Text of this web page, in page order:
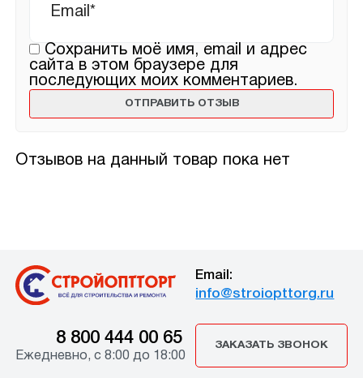
Отзывов на данный товар пока нет
Сохранить моё имя, email и адрес
сайта в этом браузере для
последующих моих комментариев.
Email:
info@stroiopttorg.ru
8 800 444 00 65
Ежедневно, с 8:00 до 18:00
ЗАКАЗАТЬ ЗВОНОК